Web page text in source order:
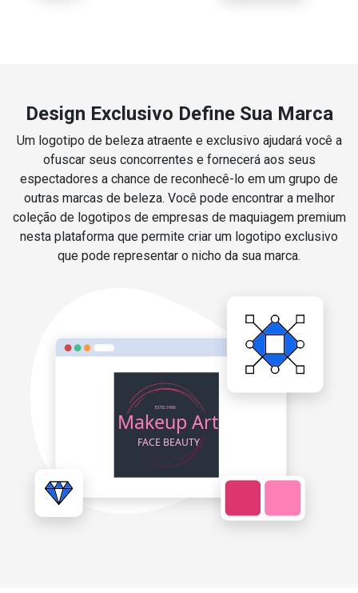
Design Exclusivo Define Sua Marca
Um logotipo de beleza atraente e exclusivo ajudará você a
ofuscar seus concorrentes e fornecerá aos seus
espectadores a chance de reconhecê-lo em um grupo de
outras marcas de beleza. Você pode encontrar a melhor
coleção de logotipos de empresas de maquiagem premium
nesta plataforma que permite criar um logotipo exclusivo
que pode representar o nicho da sua marca.